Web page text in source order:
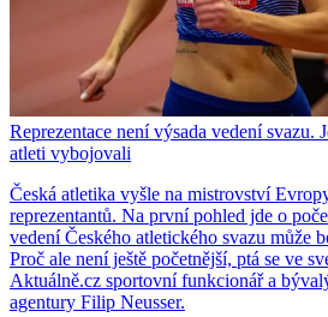
Reprezentace není výsada vedení svazu.
atleti vybojovali
Česká atletika vyšle na mistrovství
reprezentantů. Na první pohled jde o
vedení Českého atletického svazu může
Proč ale není ještě početnější, ptá se ve
Aktuálně.cz sportovní funkcionář a
agentury Filip Neusser.